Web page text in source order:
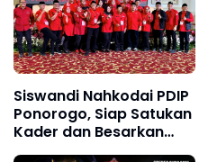
Siswandi Nahkodai PDIP
Ponorogo, Siap Satukan
Kader dan Besarkan
Partai